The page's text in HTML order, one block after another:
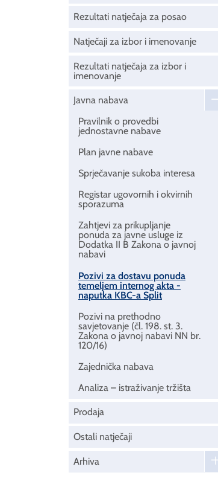
Rezultati natječaja za posao
Natječaji za izbor i imenovanje
Rezultati natječaja za izbor i
imenovanje
Javna nabava
Pravilnik o provedbi
jednostavne nabave
Plan javne nabave
Sprječavanje sukoba interesa
Registar ugovornih i okvirnih
sporazuma
Zahtjevi za prikupljanje
ponuda za javne usluge iz
Dodatka II B Zakona o javnoj
nabavi
Pozivi za dostavu ponuda
temeljem internog akta -
naputka KBC-a Split
Pozivi na prethodno
savjetovanje (čl. 198. st. 3.
Zakona o javnoj nabavi NN br.
120/16)
Zajednička nabava
Analiza – istraživanje tržišta
Prodaja
Ostali natječaji
Arhiva